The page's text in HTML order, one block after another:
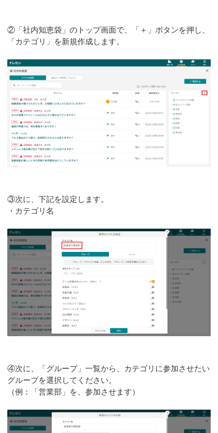
②「社内知恵袋」のトップ画面で、「＋」ボタンを押し、
「カテゴリ」を新規作成します。
③次に、下記を設定します。
・カテゴリ名
④次に、「グループ」一覧から、カテゴリに参加させたい
グループを選択してください。
（例：「営業部」を、参加させます）